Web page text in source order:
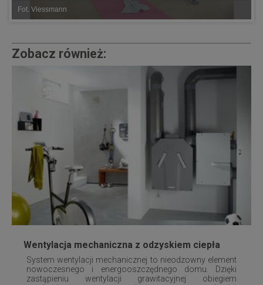
Fot. Viessmann
Zobacz również:
Wentylacja mechaniczna z odzyskiem ciepła
System wentylacji mechanicznej to nieodzowny element
nowoczesnego i energooszczędnego domu. Dzięki
zastąpieniu wentylacji grawitacyjnej obiegiem